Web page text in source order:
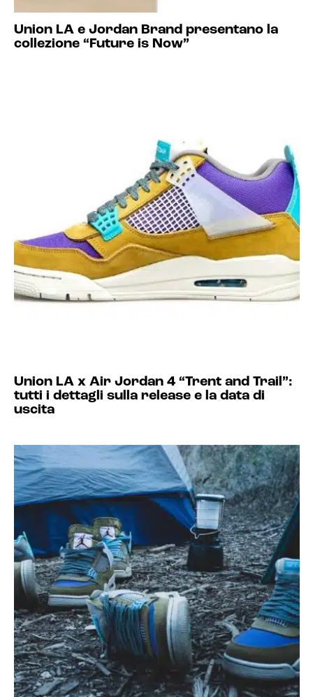
Union LA e Jordan Brand presentano la
collezione “Future is Now”
Union LA x Air Jordan 4 “Trent and Trail”:
tutti i dettagli sulla release e la data di
uscita